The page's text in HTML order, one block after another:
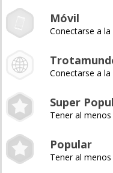
Móvil
Conectarse a
Conectarse a
Super
Tener al
Popular
Tener al